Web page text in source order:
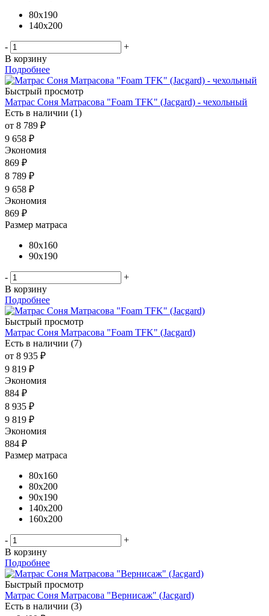
80x190
140x200
-
+
В корзину
Подробнее
Быстрый просмотр
Матрас Соня Матрасова "Foam TFK" (Jacgard) - чехольный
Есть в наличии (1)
от 8 789 ₽
9 658 ₽
Экономия
869 ₽
8 789 ₽
9 658 ₽
Экономия
869 ₽
Размер матраса
80x160
90x190
-
+
В корзину
Подробнее
Быстрый просмотр
Матрас Соня Матрасова "Foam TFK" (Jacgard)
Есть в наличии (7)
от 8 935 ₽
9 819 ₽
Экономия
884 ₽
8 935 ₽
9 819 ₽
Экономия
884 ₽
Размер матраса
80x160
80x200
90x190
140x200
160x200
-
+
В корзину
Подробнее
Быстрый просмотр
Матрас Соня Матрасова "Вернисаж" (Jacgard)
Есть в наличии (3)